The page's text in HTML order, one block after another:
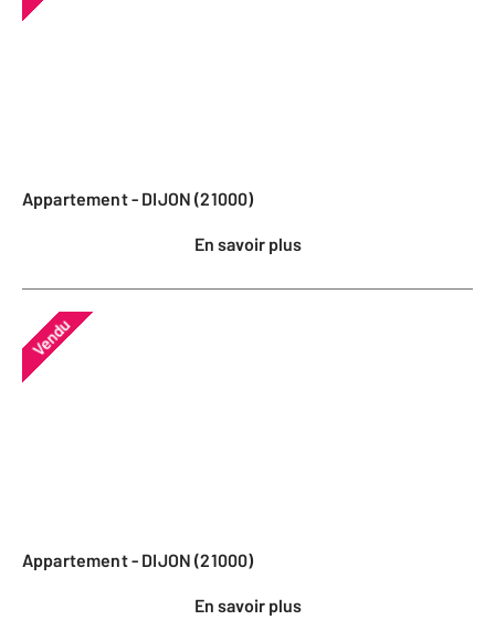
Appartement - DIJON (21000)
En savoir plus
Vendu
Appartement - DIJON (21000)
En savoir plus